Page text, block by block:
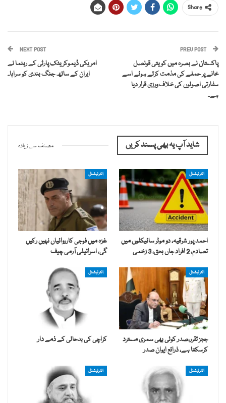
Share
PREV POST
پاکستان نے بصرہ میں کویتی قونصل
خانے پر حملے کی مذمت کرتے ہوئے اسے
سفارتی اصولوں کی خلاف ورزی قرار دیا
ہے۔
NEXT POST
امریکی ڈیموکریٹک پارٹی کے رہنما نے
ایران کے ساتھ جنگ ​​بندی کو سراہا۔
شاید آپ یہ بھی پسند کریں مصنف سے زیادہ
انٹرنیشنل
احمد پور شرقیہ، دو موٹر سائیکلوں میں
تصادم، 2 افراد جاں بحق، 3 زخمی
انٹرنیشنل
غزہ میں فوجی کارروائیاں نہیں رکیں
گی، اسرائیلی آرمی چیف
انٹرنیشنل
ججز تقرر،صدر کوئی بھی سمری مسترد
کرسکتا ہے، ذرائع ایوان صدر
انٹرنیشنل
کراچی کی بدحالی کے ذمے دار
انٹرنیشنل انٹرنیشنل